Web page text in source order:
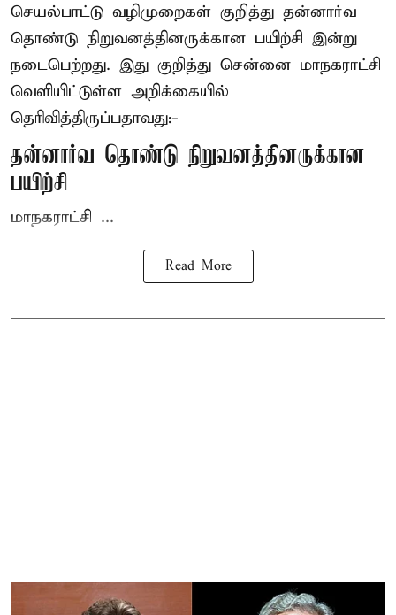
செயல்பாட்டு வழிமுறைகள் குறித்து தன்னார்வ
தொண்டு நிறுவனத்தினருக்கான பயிற்சி இன்று
நடைபெற்றது. இது குறித்து சென்னை மாநகராட்சி
வெளியிட்டுள்ள அறிக்கையில்
தெரிவித்திருப்பதாவது:-
தன்னார்வ தொண்டு நிறுவனத்தினருக்கான
பயிற்சி
மாநகராட்சி ...
Read More